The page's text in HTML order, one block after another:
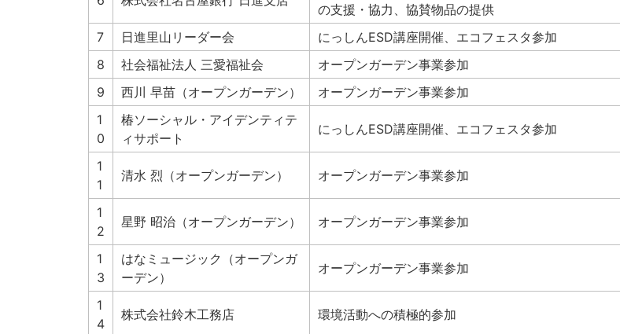
の支援・協力、協賛物品の提供
7
日進里山リーダー会
にっしんESD講座開催、エコフェスタ参加
8
社会福祉法人 三愛福祉会
オープンガーデン事業参加
9
西川 早苗（オープンガーデン）
オープンガーデン事業参加
1
0
椿ソーシャル・アイデンティテ
ィサポート
にっしんESD講座開催、エコフェスタ参加
1
1
清水 烈（オープンガーデン） オープンガーデン事業参加
1
2
星野 昭治（オープンガーデン） オープンガーデン事業参加
1
3
はなミュージック（オープンガ
ーデン）
オープンガーデン事業参加
1
4
株式会社鈴木工務店 環境活動への積極的参加